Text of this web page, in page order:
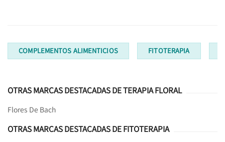
COMPLEMENTOS ALIMENTICIOS FITOTERAPIA
OTRAS MARCAS DESTACADAS DE TERAPIA FLORAL
Flores De Bach
OTRAS MARCAS DESTACADAS DE FITOTERAPIA